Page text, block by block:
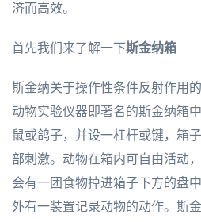
济而高效。
首先我们来了解一下斯金纳箱
斯金纳关于操作性条件反射作用
动物实验仪器即著名的斯金纳箱
鼠或鸽子，并设一杠杆或键，箱
部刺激。动物在箱内可自由活动
会有一团食物掉进箱子下方的盘
外有一装置记录动物的动作。斯